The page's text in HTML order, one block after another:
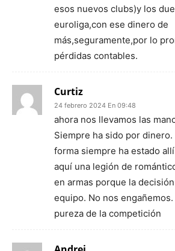
esos nuevos clubs)y los
euroliga,con ese dinero de
más,seguramente,por lo
pérdidas contables.
Curtiz
24 febrero 2024 En 09:48
ahora nos llevamos las
Siempre ha sido por dinero.
forma siempre ha estado
aquí una legión de
en armas porque la
equipo. No nos
pureza de la competición